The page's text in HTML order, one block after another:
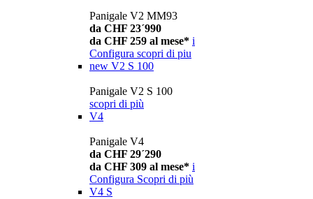
Panigale V2 MM93
da CHF 23´990
da CHF 259 al mese* i
Configura scopri di piu
new V2 S 100
Panigale V2 S 100
scopri di più
V4
Panigale V4
da CHF 29´290
da CHF 309 al mese* i
Configura Scopri di più
V4 S